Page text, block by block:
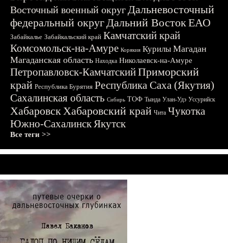
Восточный военный округДальневосточный
федеральный округДальний ВостокЕАО
Забайкалье Забайкальский край Камчатский край
Комсомольск-на-Амуре Корякия Курилы Магадан
Магаданская область Находка Николаевск-на-Амуре
Петропавловск-КамчатскийПриморский
край Республика Бурятия Республика Саха (Якутия)
Сахалинская область Сибирь ТОФ Тында Улан-Удэ Уссурийск
ХабаровскХабаровский край Чита Чукотка
Южно-СахалинскЯкутск
Все теги >>